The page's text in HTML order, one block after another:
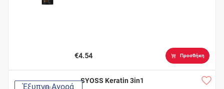
€4.54 Προσθήκη
Έξυπνη Αγορά
SYOSS Keratin 3in1